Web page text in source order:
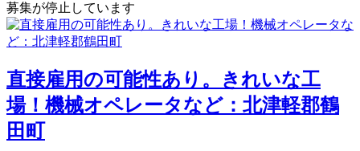
募集が停止しています
直接雇用の可能性あり。きれいな工
場！機械オペレータなど：北津軽郡鶴
田町